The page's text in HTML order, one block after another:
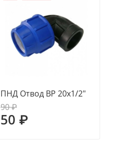
ПНД Отвод ВР 20х1/2"
90 ₽
50 ₽